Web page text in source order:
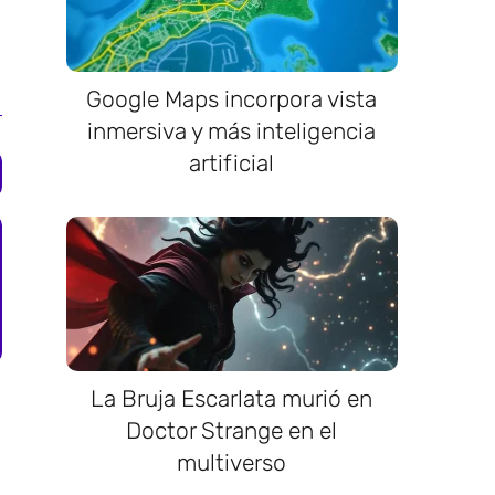
Google Maps incorpora vista
inmersiva y más inteligencia
artificial
La Bruja Escarlata murió en
Doctor Strange en el
multiverso